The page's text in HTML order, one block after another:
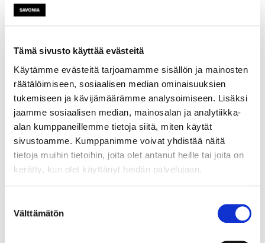
Tämä sivusto käyttää evästeitä
Käytämme evästeitä tarjoamamme sisällön ja mainosten
räätälöimiseen, sosiaalisen median ominaisuuksien
tukemiseen ja kävijämäärämme analysoimiseen. Lisäksi
jaamme sosiaalisen median, mainosalan ja analytiikka-
alan kumppaneillemme tietoja siitä, miten käytät
sivustoamme. Kumppanimme voivat yhdistää näitä
tietoja muihin tietoihin, joita olet antanut heille tai joita on
kerätty, kun olet käyttänyt heidän palvelujaan.
valinta
Välttämätön
mahdollisuuden mm.
Virtuaalisilla
oppimisympäristöillä
parannetaan työelämässä
olevien henkilöiden osaamista
ja sopeutumiskykyä
nopeasti muuttuviin
osaamistarpeisiin sekä